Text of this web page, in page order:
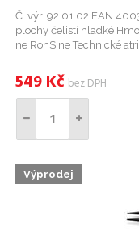
Č. výr. 92 01 02 EAN
plochy čelistí hladké
ne RohS ne Technické
549Kč bez DPH
Výprodej